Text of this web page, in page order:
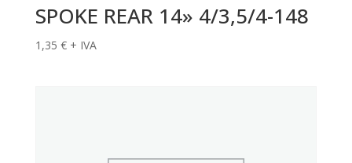
SPOKE REAR 14» 4/3,5/4-148
1,35 € + IVA